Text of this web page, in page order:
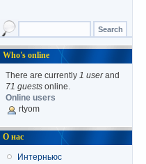
Who's online
There are currently 1 userand
71 guests online.
Online users
rtyom
О нас
Интерньюс